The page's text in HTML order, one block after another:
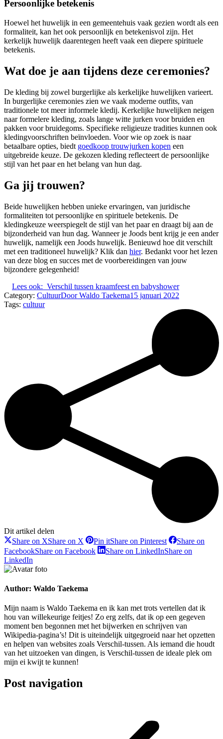
Persoonlijke betekenis
Hoewel het huwelijk in een gemeentehuis vaak gezien wordt als een
formaliteit, kan het ook persoonlijk en betekenisvol zijn. Het
kerkelijk huwelijk daarentegen heeft vaak een diepere spirituele
betekenis.
Wat doe je aan tijdens deze ceremonies?
De kleding bij zowel burgerlijke als kerkelijke huwelijken varieert.
In burgerlijke ceremonies zien we vaak moderne outfits, van
traditionele tot meer informele kledij. Kerkelijke huwelijken neigen
naar formelere kleding, zoals lange witte jurken voor bruiden en
pakken voor bruidegoms. Specifieke religieuze tradities kunnen ook
kledingvoorschriften beïnvloeden. Voor wie op zoek is naar
betaalbare opties, biedt goedkoop trouwjurken kopen een
uitgebreide keuze. De gekozen kleding reflecteert de persoonlijke
stijl van het paar en het belang van hun dag.
Ga jij trouwen?
Beide huwelijken hebben unieke ervaringen, van juridische
formaliteiten tot persoonlijke en spirituele betekenis. De
kledingkeuze weerspiegelt de stijl van het paar en draagt bij aan de
bijzonderheid van hun dag. Wanneer je Joods bent krijg je een ander
huwelijk, namelijk een Joods huwelijk. Benieuwd hoe dit verschilt
met een traditioneel huwelijk? Klik dan hier. Bedankt voor het lezen
van deze blog en succes met de voorbereidingen van jouw
bijzondere gelegenheid!
Lees ook: Verschil tussen kraamfeest en babyshower
Category: CultuurDoorWaldo Taekema15 januari 2022
Tags: cultuur
Dit artikel delen
Share on XShare on X Pin itShare on Pinterest
Share on
FacebookShare on Facebook Share on LinkedInShare on
LinkedIn
Author: Waldo Taekema
Mijn naam is Waldo Taekema en ik kan met trots vertellen dat ik
hou van willekeurige feitjes! Zo erg zelfs, dat ik op een gegeven
moment ben begonnen met het bijwerken en schrijven van
Wikipedia-pagina’s! Dit is uiteindelijk uitgegroeid naar het opzetten
en helpen van websites zoals Verschil-tussen. Als iemand die houdt
van het uitzoeken van dingen, is Verschil-tussen de ideale plek om
mijn ei kwijt te kunnen!
Post navigation